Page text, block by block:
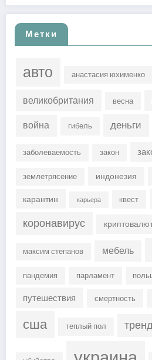
Метки
авто анастасия юхименко
великобритания весна
война гибель деньги
заболеваемость закон
землетрясение индонезия
карантин
карьера квест
коронавирус
максим степанов мебель
пандемия парламент
путешествия смертность
сша теплый пол